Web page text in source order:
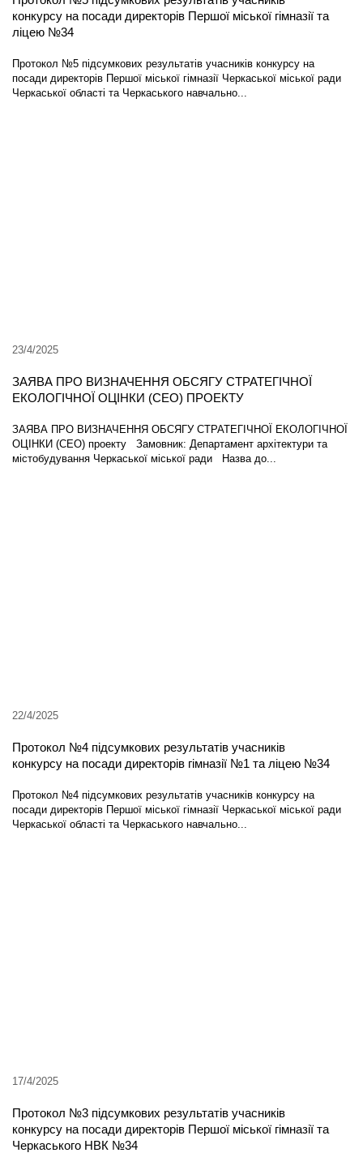
конкурсу на посади директорів Першої міської гімназії та
ліцею №34
Протокол №5 підсумкових результатів учасників конкурсу на
посади директорів Першої міської гімназії Черкаської міської ради
Черкаської області та Черкаського навчально...
23/4/2025
ЗАЯВА ПРО ВИЗНАЧЕННЯ ОБСЯГУ СТРАТЕГІЧНОЇ
ЕКОЛОГІЧНОЇ ОЦІНКИ (СЕО) ПРОЕКТУ
ЗАЯВА ПРО ВИЗНАЧЕННЯ ОБСЯГУ СТРАТЕГІЧНОЇ ЕКОЛОГІЧНОЇ
ОЦІНКИ (СЕО) проекту Замовник: Департамент архітектури та
містобудування Черкаської міської ради Назва до...
22/4/2025
Протокол №4 підсумкових результатів учасників
конкурсу на посади директорів гімназії №1 та ліцею №34
Протокол №4 підсумкових результатів учасників конкурсу на
посади директорів Першої міської гімназії Черкаської міської ради
Черкаської області та Черкаського навчально...
17/4/2025
Протокол №3 підсумкових результатів учасників
конкурсу на посади директорів Першої міської гімназії та
Черкаського НВК №34